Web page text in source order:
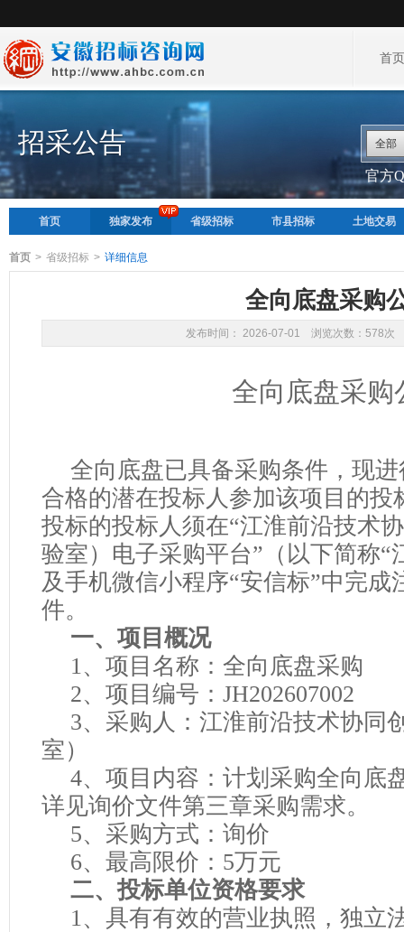
首
招采公告 全部
官方
首页 独家发布 省级招标 市县招标 土地交易
首页 > 省级招标 > 详细信息
全向底盘采购
发布时间： 2026-07-01 浏览次数：578次
全向底盘采购
全向底盘已具备采购条件，现
合格的潜在投标人参加该项目的投
投标的投标人须在“江淮前沿技术
验室） 电子采购平台”（以下简称“
及手机微信小程序“安信标”中完成
件。
一、项目概况
1、项目名称： 全向底盘采购
2、项目编号：JH202607002
3、采购人：江淮前沿技术协同
室）
4、 项目内容 ： 计划采购全向底
详见询价文件第三章采购需求。
5、采购方式：询价
6、最高限价： 5万元
二、投标单位资格要求
1、具有有效的营业执照，独立